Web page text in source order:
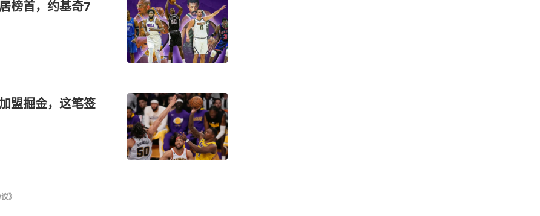
榜首，约基奇7
盟掘金，这笔签
》